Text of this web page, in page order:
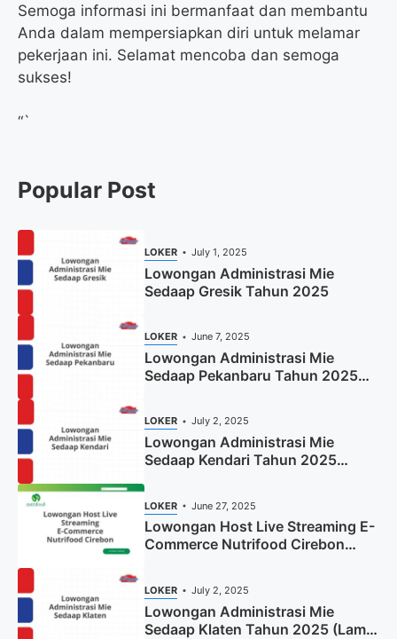
Semoga informasi ini bermanfaat dan membantu
Anda dalam mempersiapkan diri untuk melamar
pekerjaan ini. Selamat mencoba dan semoga
sukses!
“`
Popular Post
LOKER July 1, 2025
Lowongan Administrasi Mie
Sedaap Gresik Tahun 2025
LOKER June 7, 2025
Lowongan Administrasi Mie
Sedaap Pekanbaru Tahun 2025
LOKER July 2, 2025
Lowongan Administrasi Mie
Sedaap Kendari Tahun 2025
LOKER June 27, 2025
Lowongan Host Live Streaming E-
Commerce Nutrifood Cirebon
LOKER July 2, 2025
Lowongan Administrasi Mie
Sedaap Klaten Tahun 2025 (Lamar